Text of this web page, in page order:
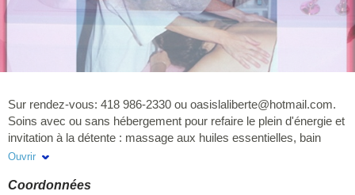
Sur rendez-vous: 418 986-2330 ou oasislaliberte@hotmail.com.
Soins avec ou sans hébergement pour refaire le plein d'énergie et
invitation à la détente : massage aux huiles essentielles, bain
hydromasseur aux algues, soins du visage et du dos, réflexologie
Algologie. Certificat-cadeaux disponibles. À votre service depuis
Ouvrir
Coordonnées